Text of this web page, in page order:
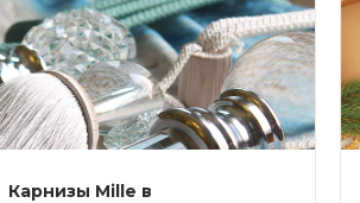
Карнизы Mille в